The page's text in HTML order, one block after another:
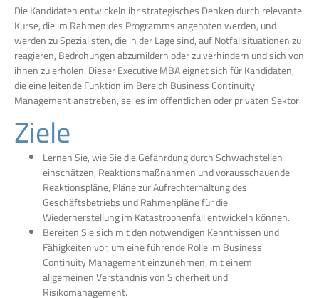
Die Kandidaten entwickeln ihr strategisches Denken durch relevante
Kurse, die im Rahmen des Programms angeboten werden, und
werden zu Spezialisten, die in der Lage sind, auf Notfallsituationen zu
reagieren, Bedrohungen abzumildern oder zu verhindern und sich von
ihnen zu erholen. Dieser Executive MBA eignet sich für Kandidaten,
die eine leitende Funktion im Bereich Business Continuity
Management anstreben, sei es im öffentlichen oder privaten Sektor.
ZieleLernen Sie, wie Sie die Gefährdung durch Schwachstellen
einschätzen, Reaktionsmaßnahmen und vorausschauende
Reaktionspläne, Pläne zur Aufrechterhaltung des
Geschäftsbetriebs und Rahmenpläne für die
Wiederherstellung im Katastrophenfall entwickeln können.
Bereiten Sie sich mit den notwendigen Kenntnissen und
Fähigkeiten vor, um eine führende Rolle im Business
Continuity Management einzunehmen, mit einem
allgemeinen Verständnis von Sicherheit und
Risikomanagement.